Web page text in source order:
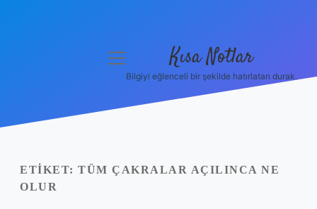
Yasal Uyarı
menüyü
Kısa Notlar
Bilgiyi eğlenceli bir şekilde hatırlatan durak.
ETIKET: TÜM ÇAKRALAR AÇILINCA NE
OLUR